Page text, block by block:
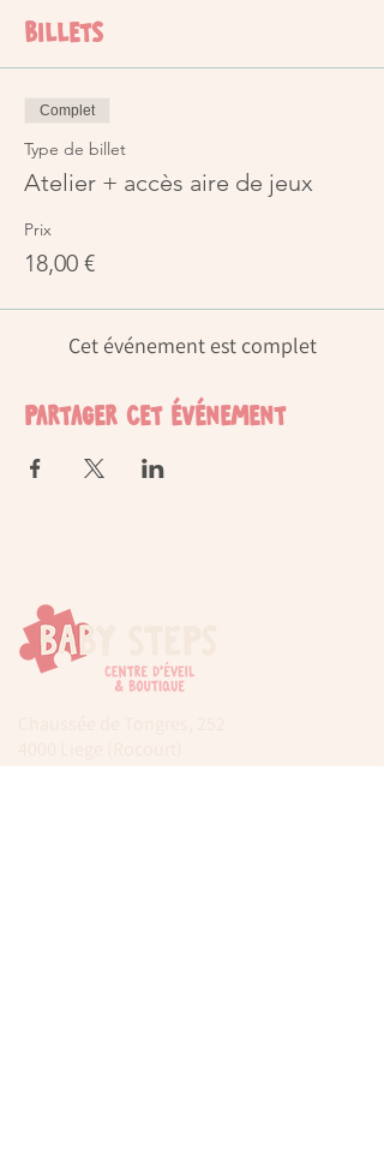
Billets
Complet
Type de billet
Atelier + accès aire de jeux
Prix
18,00 €
Cet événement est complet
Partager cet événement